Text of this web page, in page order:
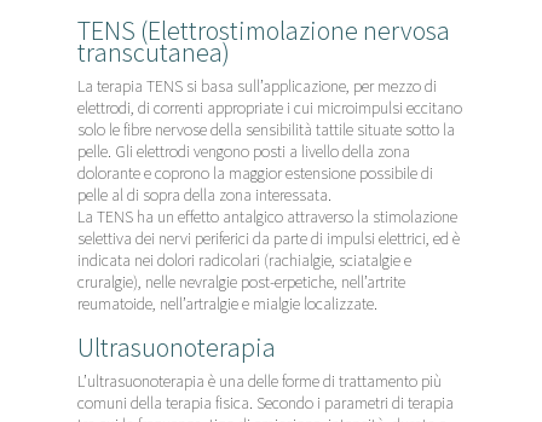
TENS (Elettrostimolazione nervosa
transcutanea)
La terapia TENS si basa sull’applicazione, per mezzo di
elettrodi, di correnti appropriate i cui microimpulsi eccitano
solo le fibre nervose della sensibilità tattile situate sotto la
pelle. Gli elettrodi vengono posti a livello della zona
dolorante e coprono la maggior estensione possibile di
pelle al di sopra della zona interessata.
La TENS ha un effetto antalgico attraverso la stimolazione
selettiva dei nervi periferici da parte di impulsi elettrici, ed è
indicata nei dolori radicolari (rachialgie, sciatalgie e
cruralgie), nelle nevralgie post-erpetiche, nell’artrite
reumatoide, nell’artralgie e mialgie localizzate.
Ultrasuonoterapia
L’ultrasuonoterapia è una delle forme di trattamento più
comuni della terapia fisica. Secondo i parametri di terapia